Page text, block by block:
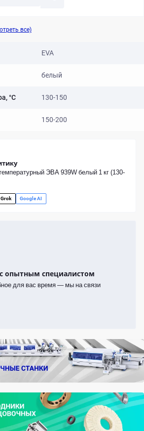
все)
EVA
белый
°C 130-150
150-200
ЭВА 939W белый 1 кг (130-
Grok Google AI
опытным специалистом
для вас время — мы на связи